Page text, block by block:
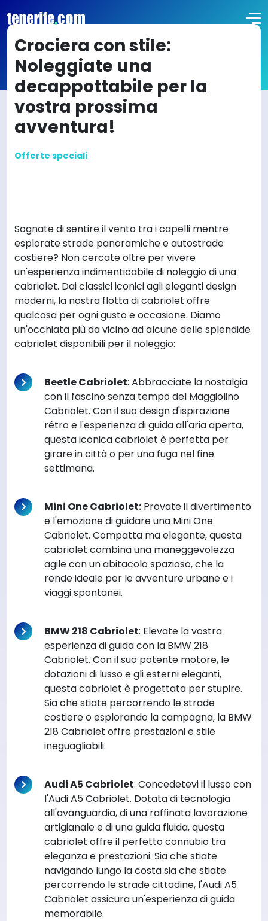
Crociera con stile:
Noleggiate una
decappottabile per la
vostra prossima
avventura!
Offerte speciali
Sognate di sentire il vento tra i capelli mentre
esplorate strade panoramiche e autostrade
costiere? Non cercate oltre per vivere
un'esperienza indimenticabile di noleggio di una
cabriolet. Dai classici iconici agli eleganti design
moderni, la nostra flotta di cabriolet offre
qualcosa per ogni gusto e occasione. Diamo
un'occhiata più da vicino ad alcune delle splendide
cabriolet disponibili per il noleggio:
Beetle Cabriolet: Abbracciate la nostalgia
con il fascino senza tempo del Maggiolino
Cabriolet. Con il suo design d'ispirazione
rétro e l'esperienza di guida all'aria aperta,
questa iconica cabriolet è perfetta per
girare in città o per una fuga nel fine
settimana.
Mini One Cabriolet: Provate il divertimento
e l'emozione di guidare una Mini One
Cabriolet. Compatta ma elegante, questa
cabriolet combina una maneggevolezza
agile con un abitacolo spazioso, che la
rende ideale per le avventure urbane e i
viaggi spontanei.
BMW 218 Cabriolet: Elevate la vostra
esperienza di guida con la BMW 218
Cabriolet. Con il suo potente motore, le
dotazioni di lusso e gli esterni eleganti,
questa cabriolet è progettata per stupire.
Sia che stiate percorrendo le strade
costiere o esplorando la campagna, la BMW
218 Cabriolet offre prestazioni e stile
ineguagliabili.
Audi A5 Cabriolet: Concedetevi il lusso con
l'Audi A5 Cabriolet. Dotata di tecnologia
all'avanguardia, di una raffinata lavorazione
artigianale e di una guida fluida, questa
cabriolet offre il perfetto connubio tra
eleganza e prestazioni. Sia che stiate
navigando lungo la costa sia che stiate
percorrendo le strade cittadine, l'Audi A5
Cabriolet assicura un'esperienza di guida
memorabile.